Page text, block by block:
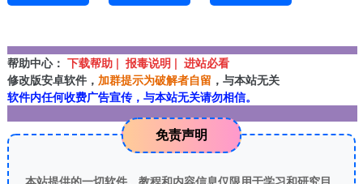
帮助中心： 下载帮助 | 报毒说明 | 进站必看
修改版安卓软件， 加群提示为破解者自留 ，与本站无关
软件内任何收费广告宣传，与本站无关请勿相信。
免责声明
本站提供的一切软件、教程和内容信息仅限用于学习和研究目